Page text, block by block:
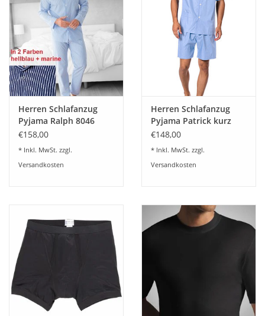
Ein sehr edler Baumwolle Popelinestoff in Verbindung mit
handwerklich hochwertiger Verarbeitung garantiert die
Langlebigkeit dieses Produkts.
Material: 100% Baumwolle
Waschempfehlung des Herstellers 40 Grad- Trockner nicht
empfohlen
Herren Schlafanzug
Pyjama Ralph 8046
hellblau und marine
€158,00
* Inkl. MwSt. zzgl.
Versandkosten
Herren Schlafanzug
Pyjama Patrick kurz
8058 hellblau 5
€148,00
* Inkl. MwSt. zzgl.
Versandkosten